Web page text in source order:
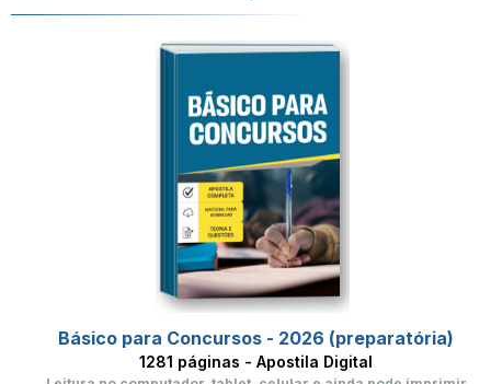
Básico para Concursos - 2026 (preparatória)
1281 páginas - Apostila Digital